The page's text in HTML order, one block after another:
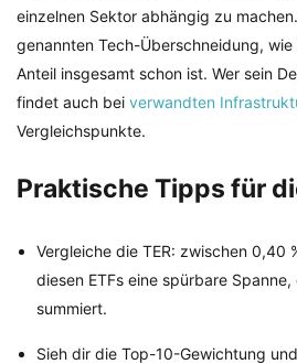
einzelnen Sektor abhängig zu
genannten Tech-Überschneidung,
Anteil insgesamt schon ist. Wer sein
findet auch bei verwandten
Vergleichspunkte.
Praktische Tipps für
Vergleiche die TER: zwischen 0,40
diesen ETFs eine spürbare
summiert.
Sieh dir die Top-10-Gewichtung